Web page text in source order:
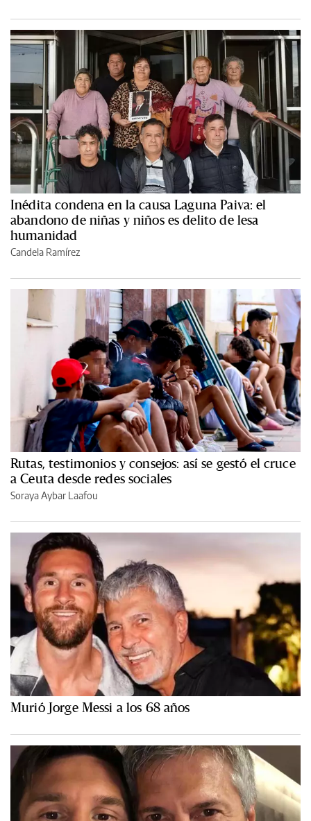
Inédita condena en la causa Laguna Paiva: el
abandono de niñas y niños es delito de lesa
humanidad
Candela Ramírez
Rutas, testimonios y consejos: así se gestó el cruce
a Ceuta desde redes sociales
Soraya Aybar Laafou
Murió Jorge Messi a los 68 años